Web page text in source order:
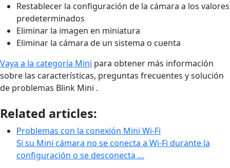
Restablecer la configuración de la cámara a los valores
predeterminados
Eliminar la imagen en miniatura
Eliminar la cámara de un sistema o cuenta
Vaya a la categoría Mini para obtener más información
sobre las características, preguntas frecuentes y solución
de problemas Blink Mini .
Related articles:
Problemas con la conexión Mini Wi-Fi
Si su Mini cámara no se conecta a Wi-Fi durante la
configuración o se desconecta …